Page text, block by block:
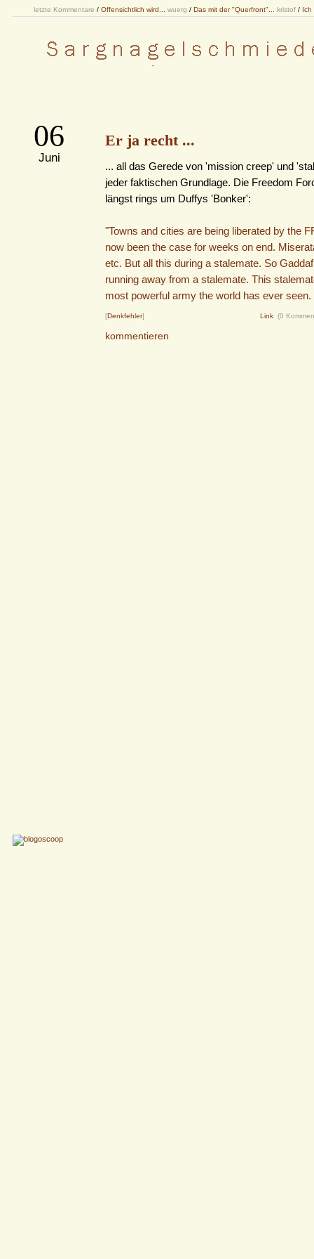
letzte Kommentare / Offensichtlich wird... wuerg / Das mit der "Querfront"... kristof / Ich
06
Juni
Er ja recht ...
... all das Gerede von 'mission creep' und
jeder faktischen Grundlage. Die Freedom
längst rings um Duffys 'Bonker':
"Towns and cities are being liberated by the
now been the case for weeks on end.
etc. But all this during a stalemate. So
running away from a stalemate. This
most powerful army the world has ever seen.
[Denkfehler] Link (0
kommentieren